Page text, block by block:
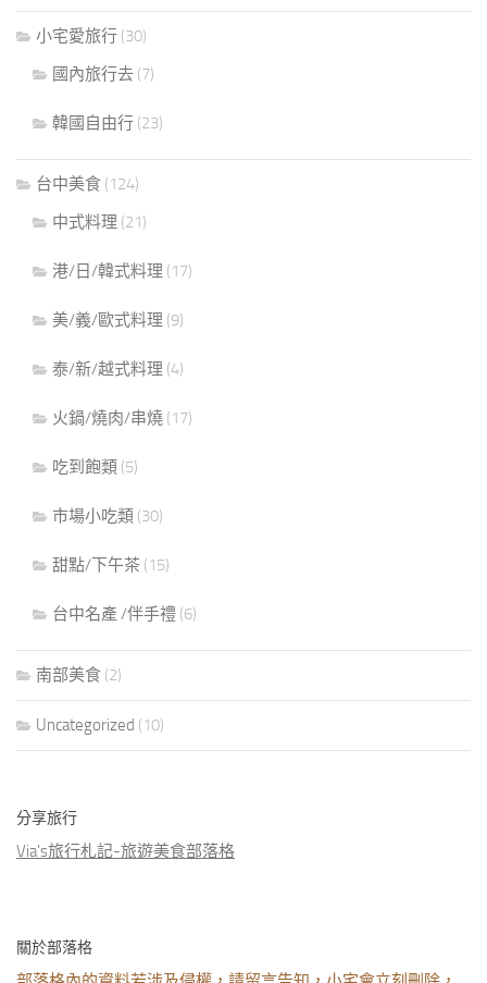
小宅愛旅行 (30)
國內旅行去 (7)
韓國自由行 (23)
台中美食 (124)
中式料理 (21)
港/日/韓式料理 (17)
美/義/歐式料理 (9)
泰/新/越式料理 (4)
火鍋/燒肉/串燒 (17)
吃到飽類 (5)
市場小吃類 (30)
甜點/下午茶 (15)
台中名產 /伴手禮 (6)
南部美食 (2)
Uncategorized (10)
分享旅行
Via's旅行札記-旅遊美食部落格
關於部落格